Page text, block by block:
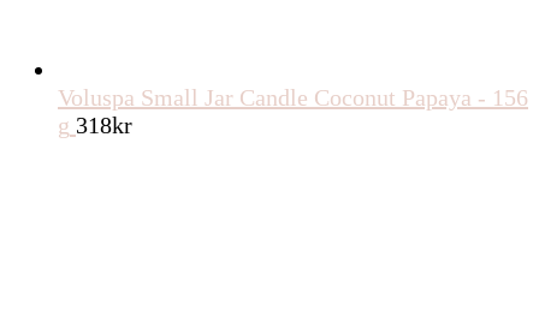
Voluspa Small Jar Candle Coconut Papaya - 156
g 318kr